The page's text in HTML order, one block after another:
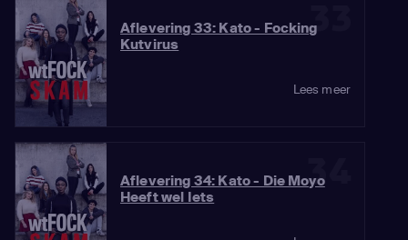
33
Aflevering 33: Kato - Focking
Kutvirus
Lees meer
34
Aflevering 34: Kato - Die Moyo
Heeft wel Iets